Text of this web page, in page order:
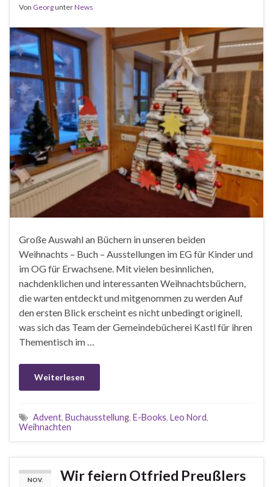
Von GeorgunterNews
Große Auswahl an Büchern in unseren beiden
Weihnachts – Buch – Ausstellungen im EG für Kinder und
im OG für Erwachsene. Mit vielen besinnlichen,
nachdenklichen und interessanten Weihnachtsbüchern,
die warten entdeckt und mitgenommen zu werden Auf
den ersten Blick erscheint es nicht unbedingt originell,
was sich das Team der Gemeindebücherei Kastl für ihren
Thementisch im …
Weiterlesen
Advent, Buchausstellung, E-Books, Leo Nord,
Weihnachten
NOV.
Wir feiern Otfried Preußlers